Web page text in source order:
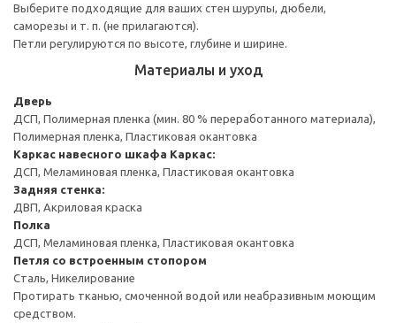
Выберите подходящие для ваших стен шурупы, дюбели,
саморезы и т. п. (не прилагаются).
Петли регулируются по высоте, глубине и ширине.
Материалы и уход
Дверь
ДСП, Полимерная пленка (мин. 80 % переработанного материала),
Полимерная пленка, Пластиковая окантовка
Каркас навесного шкафа Каркас:
ДСП, Меламиновая пленка, Пластиковая окантовка
Задняя стенка:
ДВП, Акриловая краска
Полка
ДСП, Меламиновая пленка, Пластиковая окантовка
Петля со встроенным стопором
Сталь, Никелирование
Протирать тканью, смоченной водой или неабразивным моющим
средством.